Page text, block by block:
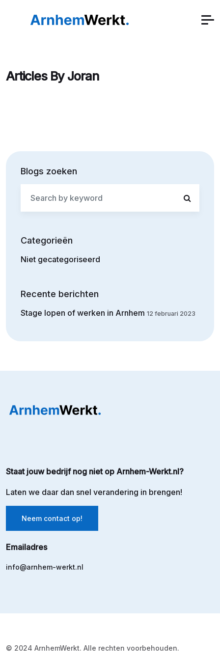
Articles By Joran
Blogs zoeken
for:
Categorieën
Niet gecategoriseerd
Recente berichten
Stage lopen of werken in Arnhem 12 februari 2023
Staat jouw bedrijf nog niet op Arnhem-Werkt.nl?
Laten we daar dan snel verandering in brengen!
Neem contact op!
Emailadres
info@arnhem-werkt.nl
© 2024 ArnhemWerkt. Alle rechten voorbehouden.